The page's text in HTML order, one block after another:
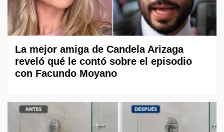
La mejor amiga de Candela Arizaga
reveló qué le contó sobre el episodio
con Facundo Moyano